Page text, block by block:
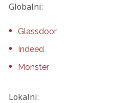
Globalni:
Glassdoor
Indeed
Monster
Lokalni: